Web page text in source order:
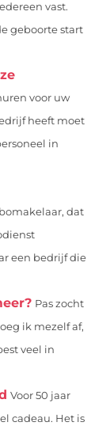
vast.
geboorte start
voor uw
heeft moet
in
dat
een bedrijf die
Pas zocht
ik mezelf af,
veel in
Voor 50 jaar
cadeau. Het is